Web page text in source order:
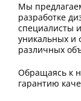
Мы
разработке
специалисты
уникальных и
различных
Обращаясь к
гарантию